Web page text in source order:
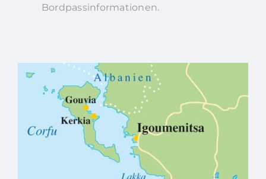
Bordpassinformationen.